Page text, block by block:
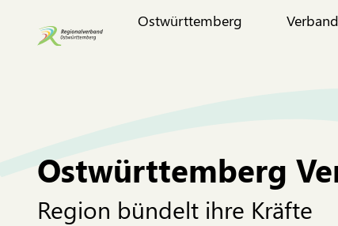
Ostwürttemberg Verband
Ostwürttemberg
Region bündelt ihre Kräfte